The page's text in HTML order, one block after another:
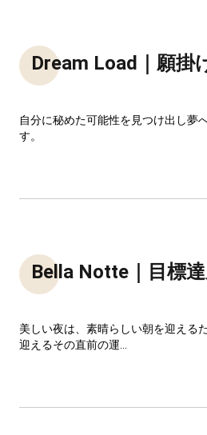
Dream Load｜願掛
自分に秘めた可能性を見つけ出し夢
す。
Bella Notte｜目標
美しい夜は、素晴らしい朝を迎える
迎えるその直前の運...